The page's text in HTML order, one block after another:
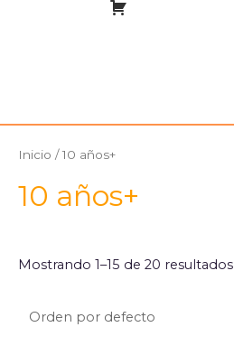
Inicio / 10 años+
10 años+
Mostrando 1–15 de 20 resultados